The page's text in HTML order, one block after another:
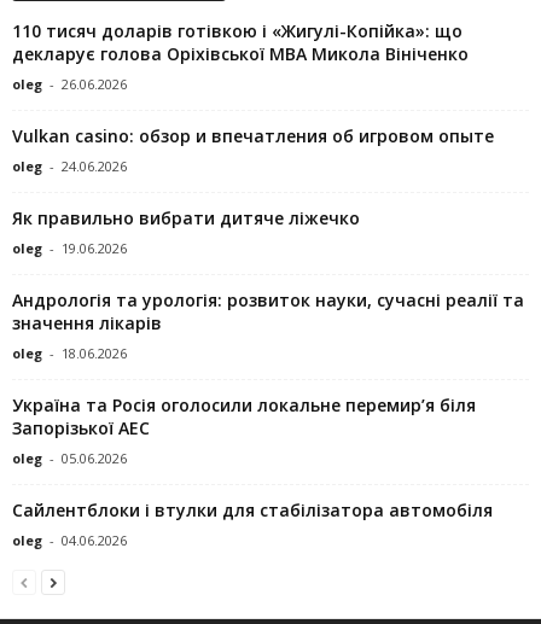
110 тисяч доларів готівкою і «Жигулі-Копійка»: що
декларує голова Оріхівської МВА Микола Вініченко
oleg - 26.06.2026
Vulkan casino: обзор и впечатления об игровом опыте
oleg - 24.06.2026
Як правильно вибрати дитяче ліжечко
oleg - 19.06.2026
Андрологія та урологія: розвиток науки, сучасні реалії та
значення лікарів
oleg - 18.06.2026
Україна та Росія оголосили локальне перемир’я біля
Запорізької АЕС
oleg - 05.06.2026
Сайлентблоки і втулки для стабілізатора автомобіля
oleg - 04.06.2026